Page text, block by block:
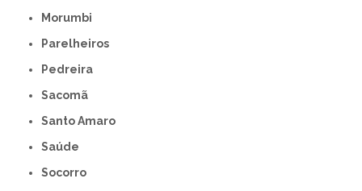
Morumbi
Parelheiros
Pedreira
Sacomã
Santo Amaro
Saúde
Socorro